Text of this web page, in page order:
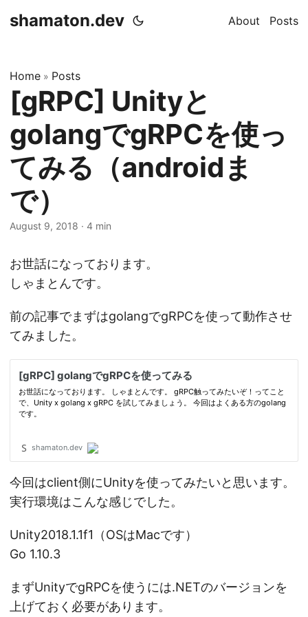
shamaton.dev About Posts
Home » Posts
[gRPC] Unityと
golangでgRPCを使っ
てみる（androidま
で）
August 9, 2018 · 4 min
お世話になっております。
しゃまとんです。
前の記事でまずはgolangでgRPCを使って動作させ
てみました。
今回はclient側にUnityを使ってみたいと思います。
実行環境はこんな感じでした。
Unity2018.1.1f1（OSはMacです）
Go 1.10.3
まずUnityでgRPCを使うには.NETのバージョンを
上げておく必要があります。